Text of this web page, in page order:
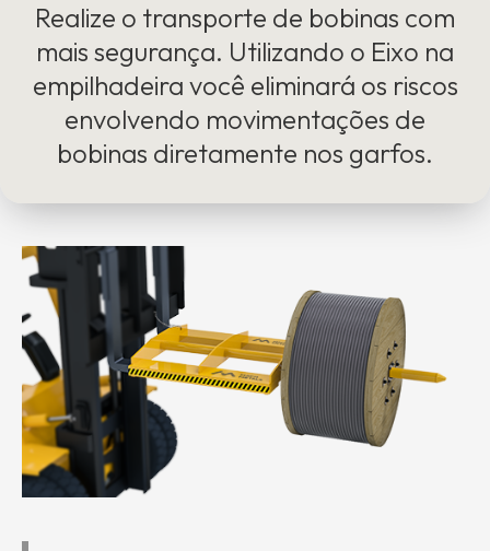
Realize o transporte de bobinas com
mais segurança. Utilizando o Eixo na
empilhadeira você eliminará os riscos
envolvendo movimentações de
bobinas diretamente nos garfos.